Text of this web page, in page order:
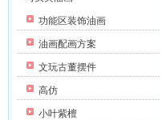
功能区装饰油画
油画配画方案
文玩古董摆件
高仿
小叶紫檀